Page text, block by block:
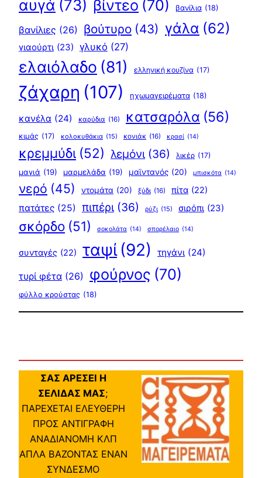
αυγά (73) βίντεο (70) βανίλια (18)
βανίλιες (26) βούτυρο (43) γάλα (62)
γιαούρτι (23) γλυκό (27)
ελαιόλαδο (81) ελληνική κουζίνα (17)
ζάχαρη (107) ηχωμαγειρέματα (18)
κανέλα (24) καρύδια (16) κατσαρόλα (56)
κιμάς (17) κολοκυθάκια (15) κονιάκ (16) κρασί (14)
κρεμμύδι (52) λεμόνι (36) λικέρ (17)
μαγιά (19) μαρμελάδα (19) μαϊντανός (20) μπισκότα (14)
νερό (45) ντομάτα (20) ξύδι (16) πίτα (22)
πατάτες (25) πιπέρι (36) ρύζι (15) σιρόπι (23)
σκόρδο (51) σοκολάτα (14) σπορέλαιο (14)
συνταγές (22) ταψί (92) τηγάνι (24)
τυρί φέτα (26) φούρνος (70)
φύλλο κρούστας (18)
ΣΑΣ ΑΡΕΣΕΙ Η
ΣΕΛΙΔΑΣ ΜΑΣ;
ΠΑΡΕΧΕΤΑΙ ΕΛΕΥΘΕΡΗ
ΠΡΟΣ ΑΝΤΙΓΡΑΦΗ
ΑΝΑΔΙΑΝΟΜΗ ΚΛΠ
ΑΠΛΑ ΒΑΖΟΝΤΑΣ ΕΝΑΝ
ΣΥΝΔΕΣΜΟ